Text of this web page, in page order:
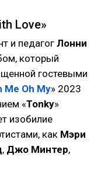
Love»
и педагог Лонни
который
гостевыми
Me Oh My» 2023
«Tonky»
изобилие
как Мэри
, Джо Минтер,